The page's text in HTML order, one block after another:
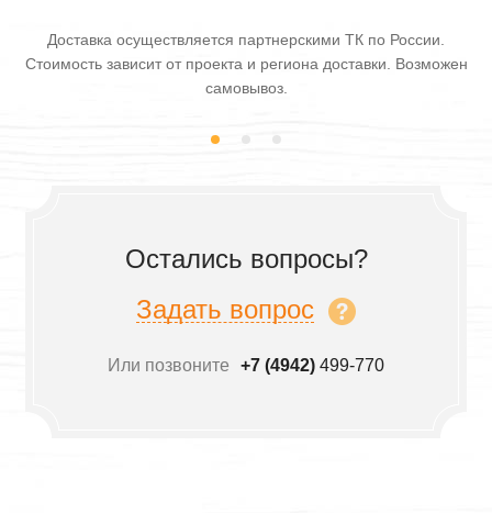
Доставка осуществляется партнерскими ТК по России.
Стоимость зависит от проекта и региона доставки. Возможен
самовывоз.
Остались вопросы?
Задать вопрос
Или позвоните +7 (4942) 499-770